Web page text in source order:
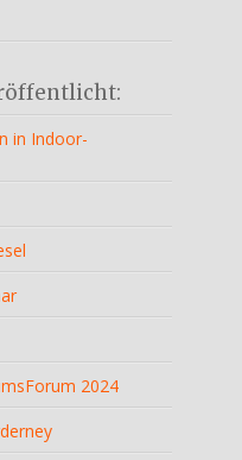
in Indoor-
2024